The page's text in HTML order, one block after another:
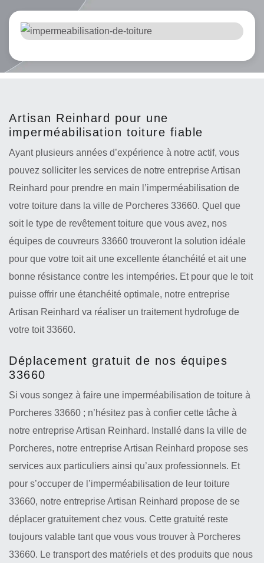
Artisan Reinhard pour une
imperméabilisation toiture fiable
Ayant plusieurs années d’expérience à notre actif, vous
pouvez solliciter les services de notre entreprise Artisan
Reinhard pour prendre en main l’imperméabilisation de
votre toiture dans la ville de Porcheres 33660. Quel que
soit le type de revêtement toiture que vous avez, nos
équipes de couvreurs 33660 trouveront la solution idéale
pour que votre toit ait une excellente étanchéité et ait une
bonne résistance contre les intempéries. Et pour que le toit
puisse offrir une étanchéité optimale, notre entreprise
Artisan Reinhard va réaliser un traitement hydrofuge de
votre toit 33660.
Déplacement gratuit de nos équipes
33660
Si vous songez à faire une imperméabilisation de toiture à
Porcheres 33660 ; n’hésitez pas à confier cette tâche à
notre entreprise Artisan Reinhard. Installé dans la ville de
Porcheres, notre entreprise Artisan Reinhard propose ses
services aux particuliers ainsi qu’aux professionnels. Et
pour s’occuper de l’imperméabilisation de leur toiture
33660, notre entreprise Artisan Reinhard propose de se
déplacer gratuitement chez vous. Cette gratuité reste
toujours valable tant que vous vous trouver à Porcheres
33660. Le transport des matériels et des produits que nous